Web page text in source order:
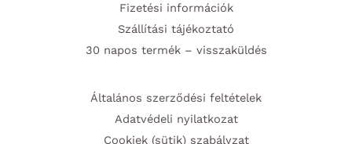
Fizetési információk
Szállítási tájékoztató
30 napos termék – visszaküldés
Általános szerződési feltételek
Adatvédeli nyilatkozat
Cookiek (sütik) szabályzat